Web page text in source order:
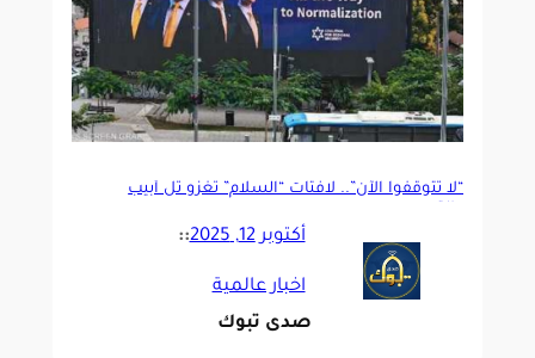
“لا تتوقفوا الآن”.. لافتات “السلام” تغزو تل أبيب
أكتوبر 12, 2025 ::
اخبار عالمية
صدى تبوك